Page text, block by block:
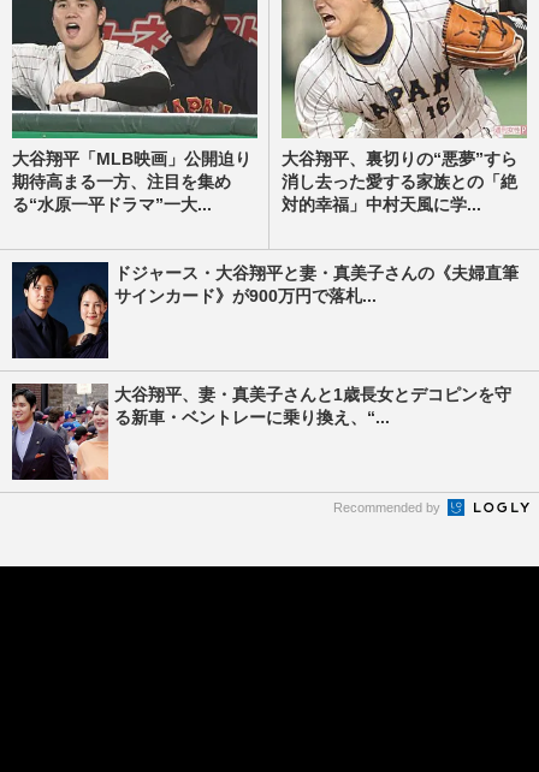
大谷翔平「MLB映画」公開迫り
期待高まる一方、注目を集め
る“水原一平ドラマ”一大...
大谷翔平、裏切りの“悪夢”すら
消し去った愛する家族との「絶
対的幸福」中村天風に学...
ドジャース・大谷翔平と妻・真美子さんの《夫婦直筆
サインカード》が900万円で落札...
大谷翔平、妻・真美子さんと1歳長女とデコピンを守
る新車・ベントレーに乗り換え、“...
Recommended by